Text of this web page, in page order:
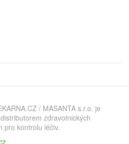
/ MASANTA s.r.o. je
zdravotnických
pro kontrolu léčiv.
.